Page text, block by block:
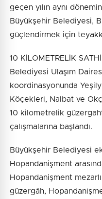
geçen yılın aynı
Büyükşehir Belediyesi,
güçlendirmek için
10 KİLOMETRELİK
Belediyesi Ulaşım
koordinasyonunda
Köçekleri, Nalbat ve
10 kilometrelik
çalışmalarına başlandı.
Büyükşehir Belediyesi
Hopandanişment
Hopandanişment
güzergâh,